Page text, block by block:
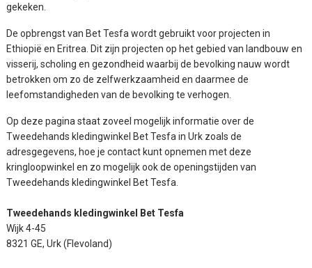
gekeken.
De opbrengst van Bet Tesfa wordt gebruikt voor projecten in
Ethiopië en Eritrea. Dit zijn projecten op het gebied van landbouw en
visserij, scholing en gezondheid waarbij de bevolking nauw wordt
betrokken om zo de zelfwerkzaamheid en daarmee de
leefomstandigheden van de bevolking te verhogen.
Op deze pagina staat zoveel mogelijk informatie over de
Tweedehands kledingwinkel Bet Tesfa in Urk zoals de
adresgegevens, hoe je contact kunt opnemen met deze
kringloopwinkel en zo mogelijk ook de openingstijden van
Tweedehands kledingwinkel Bet Tesfa.
Tweedehands kledingwinkel Bet Tesfa
Wijk 4-45
8321 GE, Urk (Flevoland)